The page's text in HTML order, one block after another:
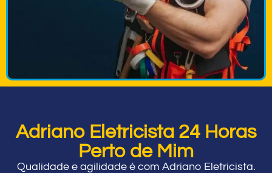
Adriano Eletricista 24 Horas
Perto de Mim
Qualidade e agilidade é com Adriano Eletricista.